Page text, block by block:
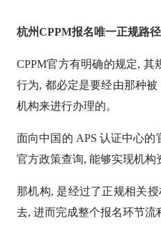
杭州CPPM报名唯一正规路径
CPPM官方有明确的规定,
行为, 都必定是要经由那种
机构来进行办理的。
面向中国的 APS 认证中心的
官方政策查询, 能够实现机构
那机构, 是经过了正规相关
去, 进而完成整个报名环节流